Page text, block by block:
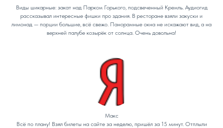
Виды шикарные: закат над Парком Горького, подсвеченный Кремль. Аудиогид
рассказывал интересные фишки про здания. В ресторане взяли закуски и
лимонад — порции большие, всё свежо. Панорамные окна не искажают вид, а на
верхней палубе козырёк от солнца. Очень довольна!
Макс
Всё по плану! Взял билеты на сайте за неделю, пришёл за 15 минут. Отплыли